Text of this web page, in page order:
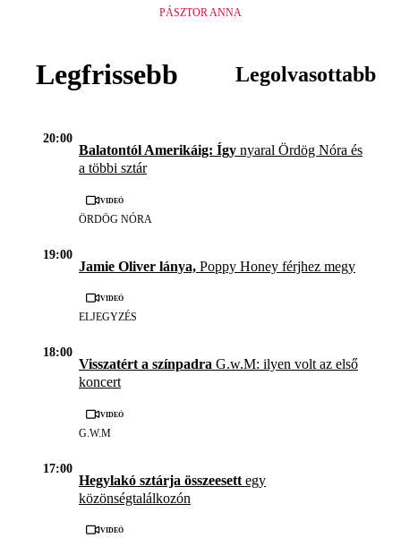
PÁSZTOR ANNA
Legfrissebb Legolvasottabb
20:00
Balatontól Amerikáig: Így nyaral Ördög Nóra és
a többi sztár
Videó
ÖRDÖG NÓRA
19:00
Jamie Oliver lánya, Poppy Honey férjhez megy
Videó
ELJEGYZÉS
18:00
Visszatért a színpadra G.w.M: ilyen volt az első
koncert
Videó
G.W.M
17:00
Hegylakó sztárja összeesett egy
közönségtalálkozón
Videó